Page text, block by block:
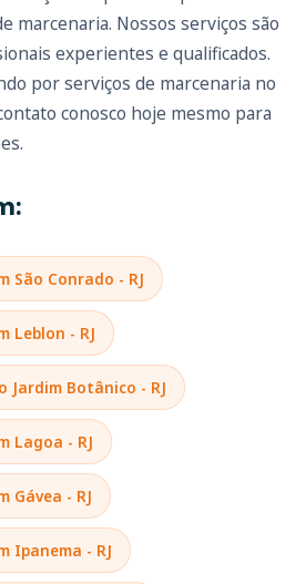
marcenaria. Nossos serviços são
experientes e qualificados.
por serviços de marcenaria no
conosco hoje mesmo para
São Conrado - RJ
Leblon - RJ
Jardim Botânico - RJ
Lagoa - RJ
Gávea - RJ
Ipanema - RJ